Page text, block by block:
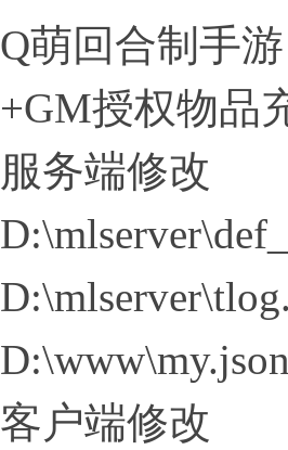
Q萌回合制手
+GM授权物品
服务端修改
客户端修改